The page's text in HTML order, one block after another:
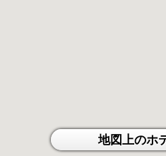
地図上のホ